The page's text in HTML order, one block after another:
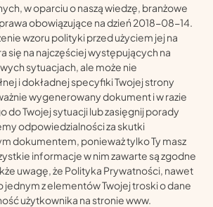
w oparciu o naszą wiedzę, branżowe
obowiązujące na dzień 2018-08-14.
wzoru polityki przed użyciem jej na
się na najczęściej występujących na
sytuacjach, ale może nie
i dokładnej specyfiki Twojej strony
wygenerowany dokument i w razie
do Twojej sytuacji lub zasięgnij porady
odpowiedzialności za skutki
dokumentem, ponieważ tylko Ty masz
informacje w nim zawarte są zgodne
uwagę, że Polityka Prywatności, nawet
jednym z elementów Twojej troski o dane
użytkownika na stronie www.